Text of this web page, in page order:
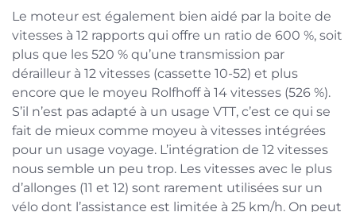
Le moteur est également bien aidé par la boite de
vitesses à 12 rapports qui offre un ratio de 600 %, soit
plus que les 520 % qu’une transmission par
dérailleur à 12 vitesses (cassette 10-52) et plus
encore que le moyeu Rolfhoff à 14 vitesses (526 %).
S’il n’est pas adapté à un usage VTT, c’est ce qui se
fait de mieux comme moyeu à vitesses intégrées
pour un usage voyage. L’intégration de 12 vitesses
nous semble un peu trop. Les vitesses avec le plus
d’allonges (11 et 12) sont rarement utilisées sur un
vélo dont l’assistance est limitée à 25 km/h. On peut